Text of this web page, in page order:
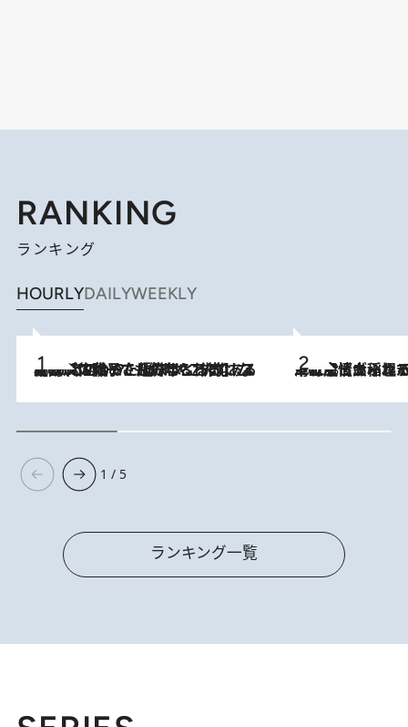
RANKING
ランキング
HOURLYDAILYWEEKLY
2026.8.5
【阿川佐和子さんの年とる力】なぜ70代で始めた趣味は“こんなに楽しい”のか？ ピアノ、俳句…スランプに陥っても続けられる“ある秘訣”とは 2026.8.5
下町風情あふれる台北屈指の人気エリア・大稲埕でセンスのいい台湾土産《ヴ
1 / 5
ランキング一覧